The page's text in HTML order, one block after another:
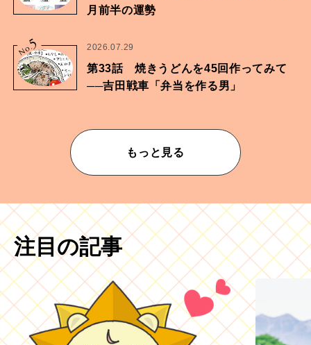
月前半の運勢
No.5 2026.07.29
第33話 焼きうどんを45回作ってみて
──吉田戦車「弁当を作る男」
もっと見る
注目の記事